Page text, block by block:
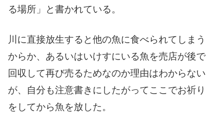
る場所」と書かれている。
川に直接放生すると他の魚に食べられてしまう
からか、あるいはいけすにいる魚を売店が後で
回収して再び売るためなのか理由はわからない
が、自分も注意書きにしたがってここでお祈り
をしてから魚を放した。